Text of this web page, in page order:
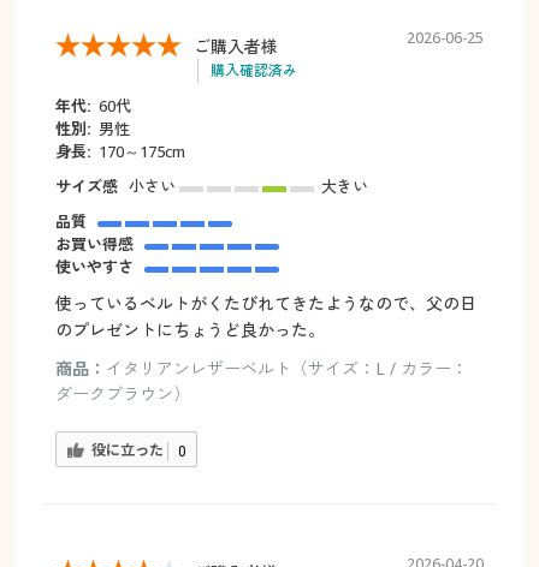
ご購入者様
購入確認済み
2026-06-25
年代: 60代
性別: 男性
身長: 170～175cm
サイズ感 小さい
大きい
品質
お買い得感
使いやすさ
使っているベルトがくたびれてきたようなので、父の日
のプレゼントにちょうど良かった。
商品： イタリアンレザーベルト（サイズ：L / カラー：
ダークブラウン）
役に立った 0